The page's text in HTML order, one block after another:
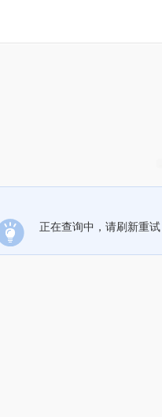
正在查询中，请刷新重试